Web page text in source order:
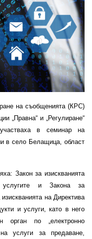
на съобщенията (КРС)
„Правна“ и „Регулиране“
в семинар на
в село Белащица, област
Закон за изискванията
и Закона за
на Директива
и услуги, като в него
орган по „електронно
услуги за предаване,